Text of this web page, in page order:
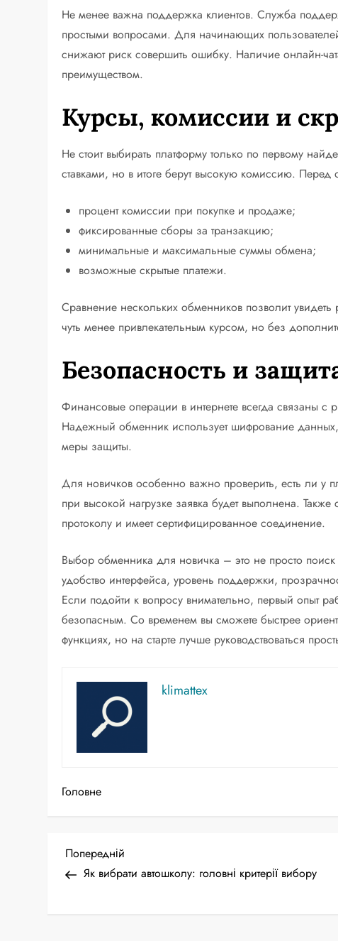
Не менее важна поддержка клиентов. Служба
простыми вопросами. Для начинающих
снижают риск совершить ошибку. Наличие онлайн-
преимуществом.
Курсы, комиссии и
Не стоит выбирать платформу только по первому
ставками, но в итоге берут высокую комиссию.
процент комиссии при покупке и продаже;
фиксированные сборы за транзакцию;
минимальные и максимальные суммы обмена;
возможные скрытые платежи.
Сравнение нескольких обменников позволит
чуть менее привлекательным курсом, но без
Безопасность и
Финансовые операции в интернете всегда связаны
Надежный обменник использует шифрование
меры защиты.
Для новичков особенно важно проверить, есть ли у
при высокой нагрузке заявка будет выполнена.
протоколу и имеет сертифицированное соединение.
Выбор обменника для новичка – это не просто поиск
удобство интерфейса, уровень поддержки,
Если подойти к вопросу внимательно, первый опыт
безопасным. Со временем вы сможете быстрее
функциях, но на старте лучше руководствоваться
klimattex
Головне
Н
а
Попередній
запис
Попередній
Як вибрати автошколу: головні критерії вибору